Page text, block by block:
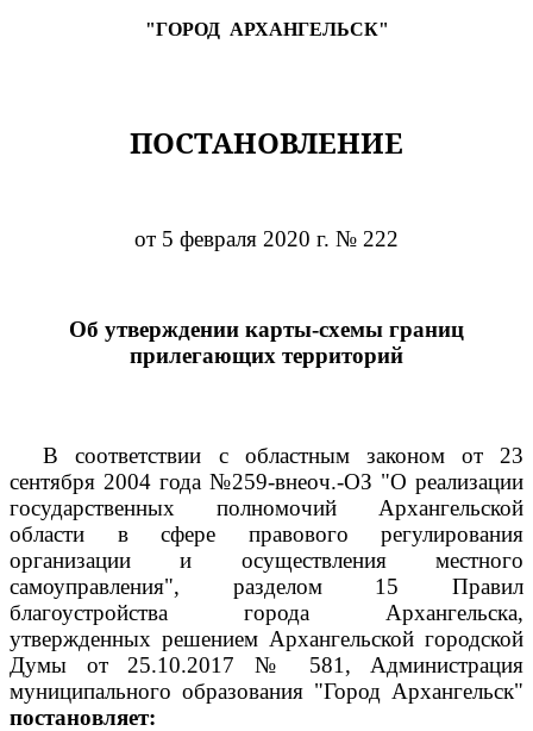
"ГОРОД АРХАНГЕЛЬСК"
ПОСТАНОВЛЕНИЕ
от 5 февраля 2020 г. № 222
Об утверждении карты-схемы границ
прилегающих территорий
В соответствии с областным законом от 23
сентября 2004 года №259-внеоч.-ОЗ "О реализации
государственных полномочий Архангельской
области в сфере правового регулирования
организации и осуществления местного
самоуправления", разделом 15 Правил
благоустройства города Архангельска,
утвержденных решением Архангельской городской
Думы от 25.10.2017 № 581, Администрация
муниципального образования "Город Архангельск"
постановляет: